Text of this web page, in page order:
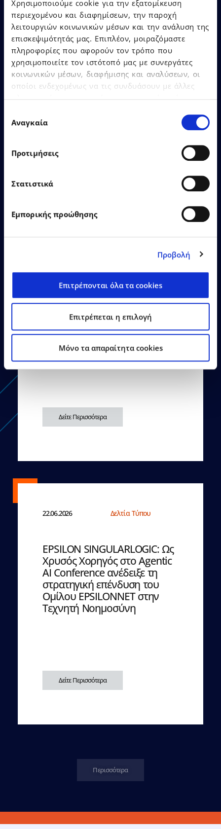
Χρησιμοποιούμε cookie για την εξατομίκευση
περιεχομένου και διαφημίσεων, την παροχή
λειτουργιών κοινωνικών μέσων και την ανάλυση της
επισκεψιμότητάς μας. Επιπλέον, μοιραζόμαστε
πληροφορίες που αφορούν τον τρόπο που
χρησιμοποιείτε τον ιστότοπό μας με συνεργάτες
κοινωνικών μέσων, διαφήμισης και αναλύσεων, οι
οποίοι ενδεχομένως να τις συνδυάσουν με άλλες
σας χρήση των υπηρεσιών τους.
συγκατάθεσης
Αναγκαία
Προτιμήσεις
Στατιστικά
Εμπορικής προώθησης
Προβολή
Επιτρέπονται όλα τα cookies
Επιτρέπεται η επιλογή
Mόνο τα απαραίτητα cookies
21.07.2026 Δελτία Τύπου
Ο Όμιλος EPSILONNET
αναδείχθηκε «SaaS Provider
of the Year», αποσπώντας
26.06.2026 Δελτία Τύπου
Η EPSILONNET εγκαινίασε το
νέο της κτίριο στη
Θεσσαλονίκη
Δείτε Περισσότερα
22.06.2026 Δελτία Τύπου
EPSILON SINGULARLOGIC: Ως
Χρυσός Χορηγός στο Agentic
AI Conference ανέδειξε τη
στρατηγική επένδυση του
Ομίλου EPSILONNET στην
Τεχνητή Νοημοσύνη
Δείτε Περισσότερα
Περισσότερα